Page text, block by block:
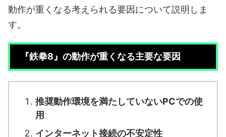
動作が重くなる考えられる要因について説明しま
す。
『鉄拳8』の動作が重くなる主要な要因
推奨動作環境を満たしていないPCでの使
用
インターネット接続の不安定性